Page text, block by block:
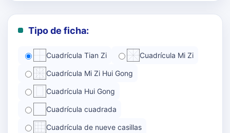
Tipo de ficha:
Cuadrícula Tian Zi Cuadrícula Mi Zi
Cuadrícula Mi Zi Hui Gong
Cuadrícula Hui Gong
Cuadrícula cuadrada
Cuadrícula de nueve casillas